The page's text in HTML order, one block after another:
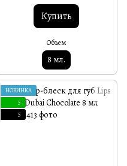
Купить
Объем
8 мл.
НОВИНКА
5
5